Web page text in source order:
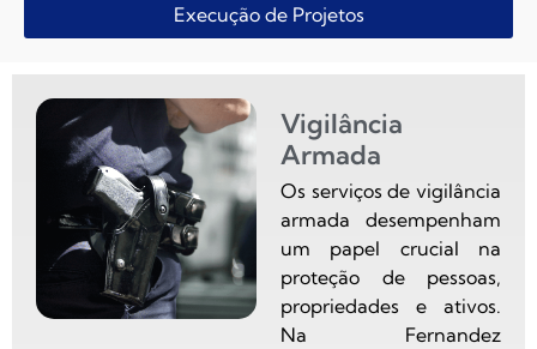
Execução de Projetos
Vigilância
Armada
Os serviços de vigilância
armada desempenham
um papel crucial na
proteção de pessoas,
propriedades e ativos.
Na Fernandez